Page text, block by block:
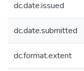
dc.date.issued
dc.date.submitted
dc.format.extent